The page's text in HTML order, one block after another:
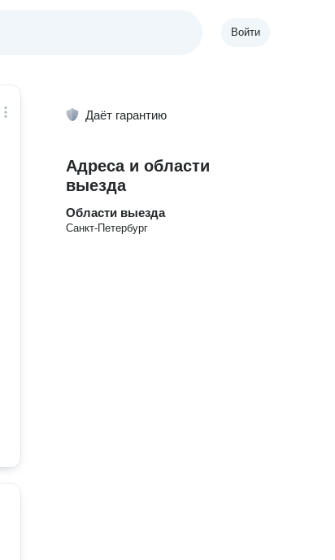
Войти
Даёт гарантию
Адреса и области
выезда
Области выезда
Санкт-Петербург